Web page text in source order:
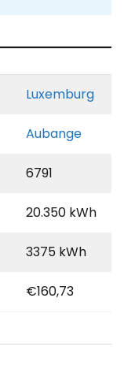
Luxemburg
Aubange
6791
20.350 kWh
3375 kWh
€160,73